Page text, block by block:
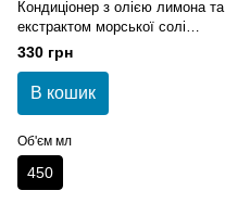
Кондиціонер з олією лимона та
екстрактом морської солі
Bogenia Lemon Oil Sea Salt
Extract Conditioner 450 мл
330 грн
В кошик
Об'єм мл
450